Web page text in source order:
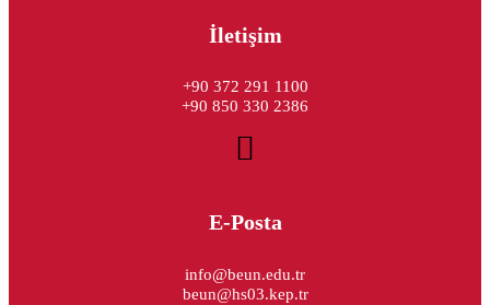
İletişim
+90 372 291 1100
+90 850 330 2386
E-Posta
info@beun.edu.tr
beun@hs03.kep.tr